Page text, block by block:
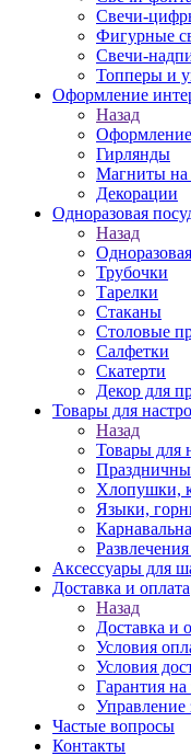
Свечи-
Фигурные
Свечи-
Топперы и
Оформление
Назад
Оформление
Гирлянды
Магниты на
Декорации
Одноразовая
Назад
Трубочки
Тарелки
Стаканы
Столовые
Салфетки
Скатерти
Декор для
Товары для
Назад
Товары для
Хлопушки,
Языки,
Аксессуары для
Доставка и оплата
Назад
Доставка и
Условия
Условия
Гарантия на
Управление
Частые вопросы
Контакты